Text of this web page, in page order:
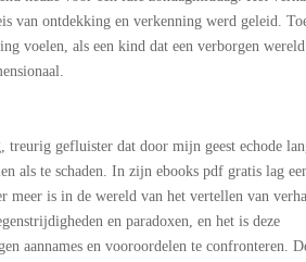
van ontdekking en verkenning werd geleid.
voelen, als een kind dat een verborgen wereld
treurig gefluister dat door mijn geest echode
als te schaden. In zijn ebooks pdf gratis lag
meer is in de wereld van het vertellen van
en paradoxen, en het is deze
aannames en vooroordelen te confronteren.